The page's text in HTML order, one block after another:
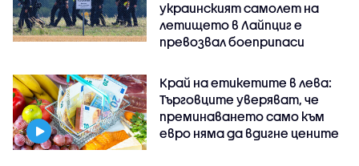
украинският самолет на
летището в Лайпциг е
превозвал боеприпаси
Край на етикетите в лева:
Търговците уверяват, че
преминаването само към
евро няма да вдигне цените